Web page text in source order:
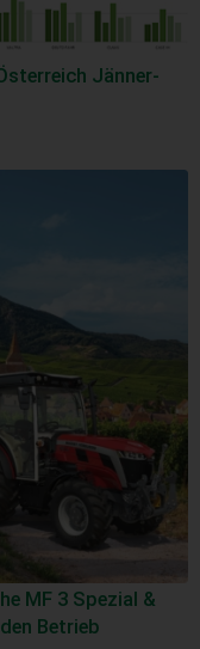
Jänner-
MF 3 Spezial &
Betrieb